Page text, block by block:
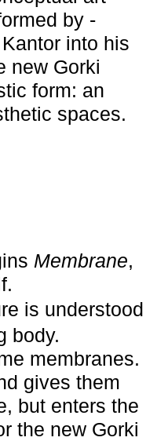
by
into his
new Gorki
form: an
spaces.
Membrane,
is understood
body.
membranes.
gives them
but enters the
the new Gorki